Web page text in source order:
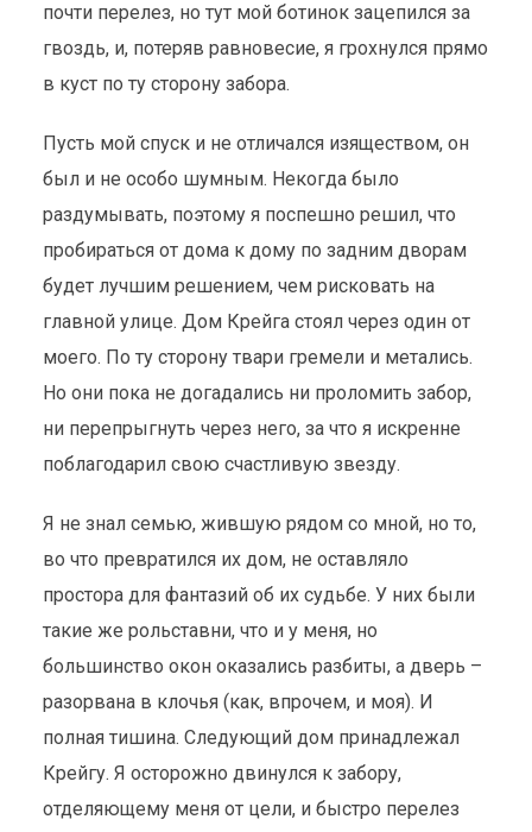
почти перелез, но тут мой ботинок зацепился за
гвоздь, и, потеряв равновесие, я грохнулся прямо
в куст по ту сторону забора.
Пусть мой спуск и не отличался изяществом, он
был и не особо шумным. Некогда было
раздумывать, поэтому я поспешно решил, что
пробираться от дома к дому по задним дворам
будет лучшим решением, чем рисковать на
главной улице. Дом Крейга стоял через один от
моего. По ту сторону твари гремели и метались.
Но они пока не догадались ни проломить забор,
ни перепрыгнуть через него, за что я искренне
поблагодарил свою счастливую звезду.
Я не знал семью, жившую рядом со мной, но то,
во что превратился их дом, не оставляло
простора для фантазий об их судьбе. У них были
такие же рольставни, что и у меня, но
большинство окон оказались разбиты, а дверь –
разорвана в клочья (как, впрочем, и моя). И
полная тишина. Следующий дом принадлежал
Крейгу. Я осторожно двинулся к забору,
отделяющему меня от цели, и быстро перелез